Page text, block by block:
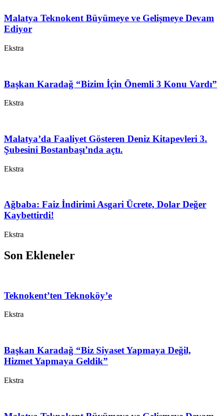
Malatya Teknokent Büyümeye ve Gelişmeye Devam
Ediyor
Ekstra
Başkan Karadağ “Bizim İçin Önemli 3 Konu Vardı”
Ekstra
Malatya’da Faaliyet Gösteren Deniz Kitapevleri 3.
Şubesini Bostanbaşı’nda açtı.
Ekstra
Ağbaba: Faiz İndirimi Asgari Ücrete, Dolar Değer
Kaybettirdi!
Ekstra
Son Ekleneler
Teknokent’ten Teknoköy’e
Ekstra
Başkan Karadağ “Biz Siyaset Yapmaya Değil,
Hizmet Yapmaya Geldik”
Ekstra